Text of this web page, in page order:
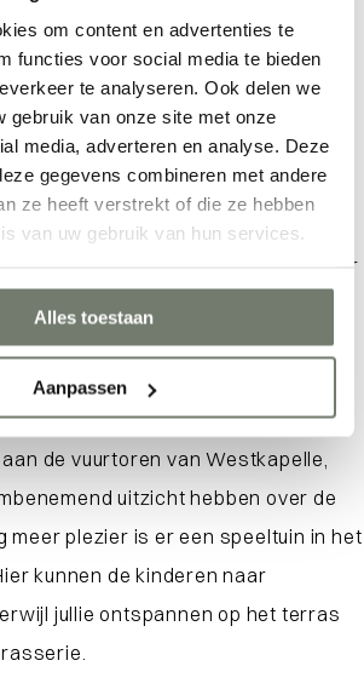
om content en advertenties te
functies voor social media te bieden
te analyseren. Ook delen we
gebruik van onze site met onze
media, adverteren en analyse. Deze
gegevens combineren met andere
ze heeft verstrekt of die ze hebben
van uw gebruik van hun services.
Alles toestaan
Aanpassen
zoek?naar
het gezin op het eiland Walcheren?
! Deze gezellige badplaats
voor jong en oud. Begin je avontuur
het strand, waar jullie kunnen
zeelucht en de schone stranden.
langs de prachtige kustlijn of bouw
kinderen. Vergeet ook niet een
de vuurtoren van Westkapelle,
uitzicht hebben over de
meer plezier is er een speeltuin in het
kunnen de kinderen naar
jullie ontspannen op het terras